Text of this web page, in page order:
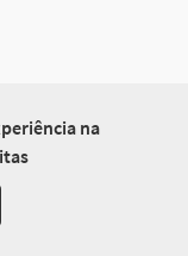
na